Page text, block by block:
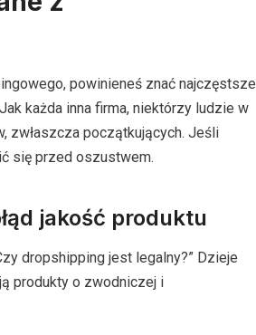
powinieneś znać najczęstsze
każda inna firma, niektórzy ludzie w
zwłaszcza początkujących. Jeśli
się przed oszustwem.
jakość produktu
dropshipping jest legalny?” Dzieje
produkty o zwodniczej i